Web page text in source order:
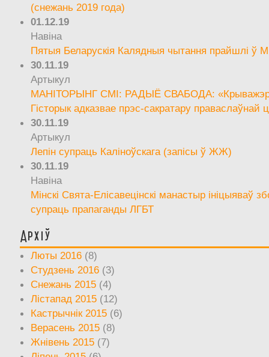
(снежань 2019 года)
01.12.19
Навіна
Пятыя Беларускія Калядныя чытання прайшлі ў
30.11.19
Артыкул
МАНІТОРЫНГ СМІ: РАДЫЁ СВАБОДА:
Гісторык адказвае прэс-сакратару праваслаўнай
30.11.19
Артыкул
Лепін супраць Каліноўскага (запісы ў ЖЖ)
30.11.19
Навіна
Мінскі Свята-Елісавецінскі манастыр ініцыяваў
супраць прапаганды ЛГБТ
Архіў
Люты 2016 (8)
Студзень 2016 (3)
Снежань 2015 (4)
Лістапад 2015 (12)
Кастрычнік 2015 (6)
Верасень 2015 (8)
Жнівень 2015 (7)